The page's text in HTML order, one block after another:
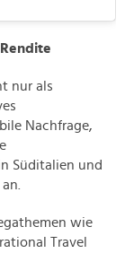
nur als
Nachfrage,
Süditalien und
wie
Travel